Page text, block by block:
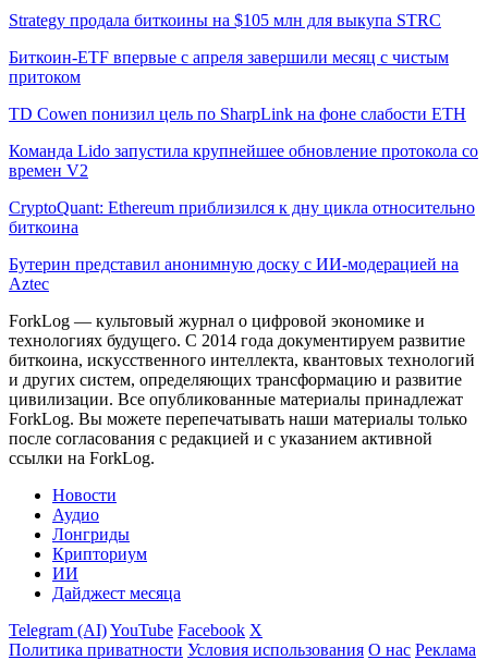
Strategy продала биткоины на $105 млн для выкупа STRC
Биткоин-ETF впервые с апреля завершили месяц с чистым
притоком
TD Cowen понизил цель по SharpLink на фоне слабости ETH
Команда Lido запустила крупнейшее обновление протокола со
времен V2
CryptoQuant: Ethereum приблизился к дну цикла относительно
биткоина
Бутерин представил анонимную доску с ИИ-модерацией на
Aztec
ForkLog — культовый журнал о цифровой экономике и
технологиях будущего. С 2014 года документируем развитие
биткоина, искусственного интеллекта, квантовых технологий
и других систем, определяющих трансформацию и развитие
цивилизации. Все опубликованные материалы принадлежат
ForkLog. Вы можете перепечатывать наши материалы только
после согласования с редакцией и с указанием активной
ссылки на ForkLog.
Новости
Аудио
Лонгриды
Крипториум
ИИ
Дайджест месяца
Telegram (AI)YouTube Facebook X
Политика приватности Условия использования О нас Реклама